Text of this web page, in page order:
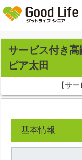
サービス付き
ピア太田
【サ
基本情報